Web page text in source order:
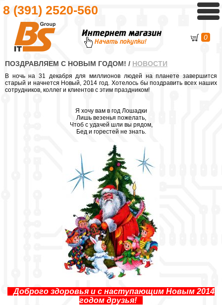
8 (391) 2520-560
0
ПОЗДРАВЛЯЕМ С НОВЫМ ГОДОМ! / НОВОСТИ
В ночь на 31 декабря для миллионов людей на планете завершится
старый и начнется Новый, 2014 год. Хотелось бы поздравить всех наших
сотрудников, коллег и клиентов с этим праздником!
Я хочу вам в год Лошадки
Лишь везенья пожелать,
Чтоб с удачей шли вы рядом,
Бед и горестей не знать.
Доброго здоровья и с наступающим Новым 2014
годом друзья!